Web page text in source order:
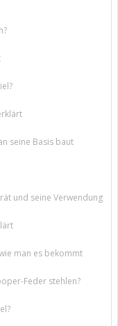
seine Basis baut
und seine Verwendung
man es bekommt
Feder stehlen?